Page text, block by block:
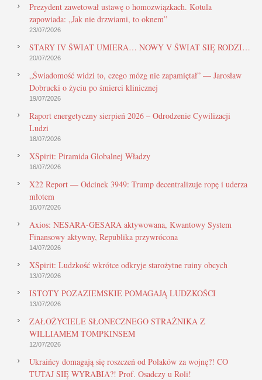
Prezydent zawetował ustawę o homozwiązkach. Kotula
zapowiada: „Jak nie drzwiami, to oknem”
23/07/2026
STARY IV ŚWIAT UMIERA… NOWY V ŚWIAT SIĘ RODZI…
20/07/2026
„Świadomość widzi to, czego mózg nie zapamiętał” — Jarosław
Dobrucki o życiu po śmierci klinicznej
19/07/2026
Raport energetyczny sierpień 2026 – Odrodzenie Cywilizacji
Ludzi
18/07/2026
XSpirit: Piramida Globalnej Władzy
16/07/2026
X22 Report — Odcinek 3949: Trump decentralizuje ropę i uderza
młotem
16/07/2026
Axios: NESARA-GESARA aktywowana, Kwantowy System
Finansowy aktywny, Republika przywrócona
14/07/2026
XSpirit: Ludzkość wkrótce odkryje starożytne ruiny obcych
13/07/2026
ISTOTY POZAZIEMSKIE POMAGAJĄ LUDZKOŚCI
13/07/2026
ZAŁOŻYCIELE SŁONECZNEGO STRAŻNIKA Z
WILLIAMEM TOMPKINSEM
12/07/2026
Ukraińcy domagają się roszczeń od Polaków za wojnę?! CO
TUTAJ SIĘ WYRABIA?! Prof. Osadczy u Roli!